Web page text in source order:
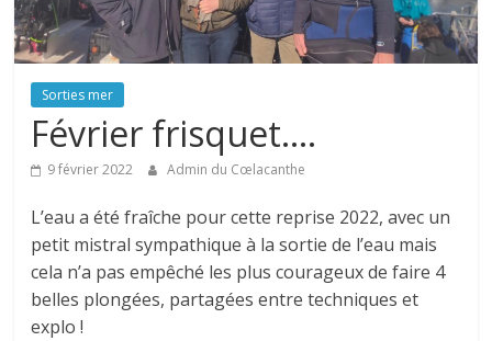
Sorties mer
Février frisquet….
9 février 2022 Admin du Cœlacanthe
L’eau a été fraîche pour cette reprise 2022, avec un
petit mistral sympathique à la sortie de l’eau mais
cela n’a pas empêché les plus courageux de faire 4
belles plongées, partagées entre techniques et
explo !